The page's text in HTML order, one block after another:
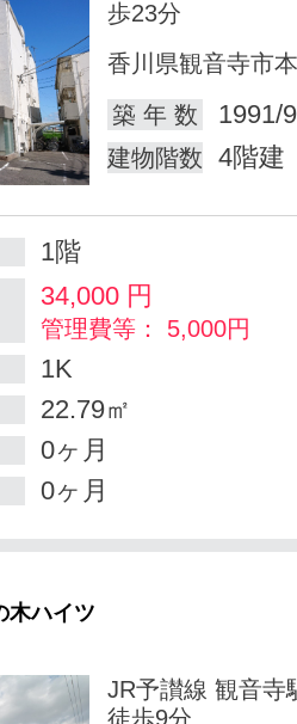
歩23分
香川県観音寺市
築 年 数
1991/
建物階数 4階建
1階
34,000 円
管理費等： 5,000円
1K
22.79㎡
0ヶ月
0ヶ月
木ハイツ
JR予讃線 観音寺
徒歩9分